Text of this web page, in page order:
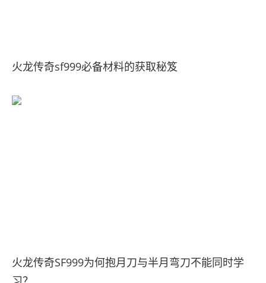
火龙传奇sf999必备材料的获取秘笈
火龙传奇SF999为何抱月刀与半月弯刀不能同时学